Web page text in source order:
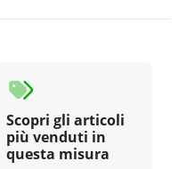
Scopri gli articoli
più venduti in
questa misura